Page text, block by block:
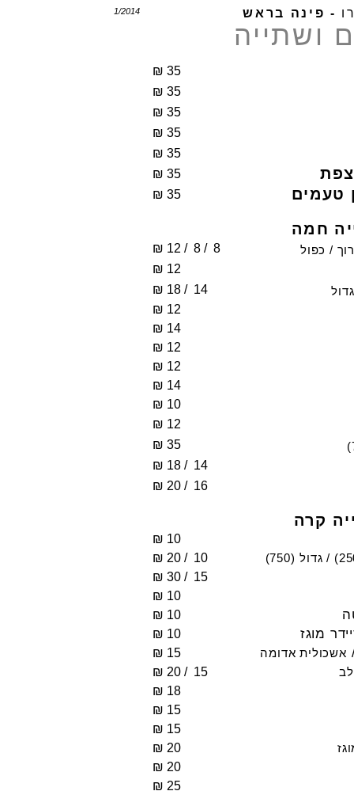
1/2014 - פינה בראש
ושתייה
₪ 35
₪ 35
₪ 35
₪ 35
₪ 35
₪ 35
טעמים ₪ 35
חמה
/ כפול ₪ 12 / 8 / 8
₪ 12
₪ 18 / 14
₪ 12
₪ 14
₪ 12
₪ 12
₪ 14
₪ 10
₪ 12
₪ 35
₪ 18 / 14
₪ 20 / 16
קרה
₪ 10
/ גדול (750)
₪ 20 / 10
₪ 30 / 15
₪ 10
₪ 10
מוגז ₪ 10
אשכולית אדומה ₪ 15
₪ 20 / 15
₪ 18
₪ 15
₪ 15
₪ 20
₪ 20
₪ 25